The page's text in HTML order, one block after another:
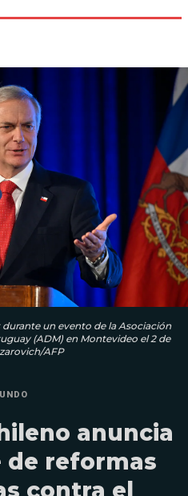
un evento de la Asociación
(ADM) en Montevideo el 2 de
AFP
anuncia
de reformas
contra el